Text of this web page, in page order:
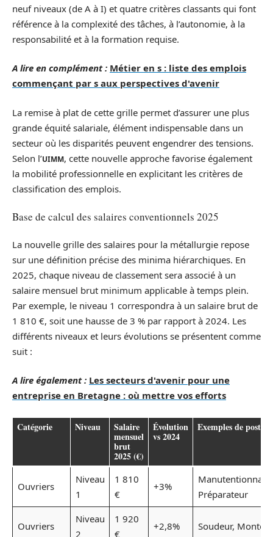
neuf niveaux (de A à I) et quatre critères classants qui font
référence à la complexité des tâches, à l’autonomie, à la
responsabilité et à la formation requise.
A lire en complément : Métier en s : liste des emplois
commençant par s aux perspectives d'avenir
La remise à plat de cette grille permet d’assurer une plus
grande équité salariale, élément indispensable dans un
secteur où les disparités peuvent engendrer des tensions.
Selon l’UIMM, cette nouvelle approche favorise également
la mobilité professionnelle en explicitant les critères de
classification des emplois.
Base de calcul des salaires conventionnels 2025
La nouvelle grille des salaires pour la métallurgie repose
sur une définition précise des minima hiérarchiques. En
2025, chaque niveau de classement sera associé à un
salaire mensuel brut minimum applicable à temps plein.
Par exemple, le niveau 1 correspondra à un salaire brut de
1 810 €, soit une hausse de 3 % par rapport à 2024. Les
différents niveaux et leurs évolutions se présentent comme
suit :
A lire également : Les secteurs d'avenir pour une
entreprise en Bretagne : où mettre vos efforts
Catégorie Niveau Salaire
mensuel
brut
2025 (€)
Évolution
vs 2024
Exemples de poste
Ouvriers
Niveau
1
1 810
€
+3%
Préparateur
Ouvriers
Niveau
2
1 920
€
+2,8% Soudeur, Monteur